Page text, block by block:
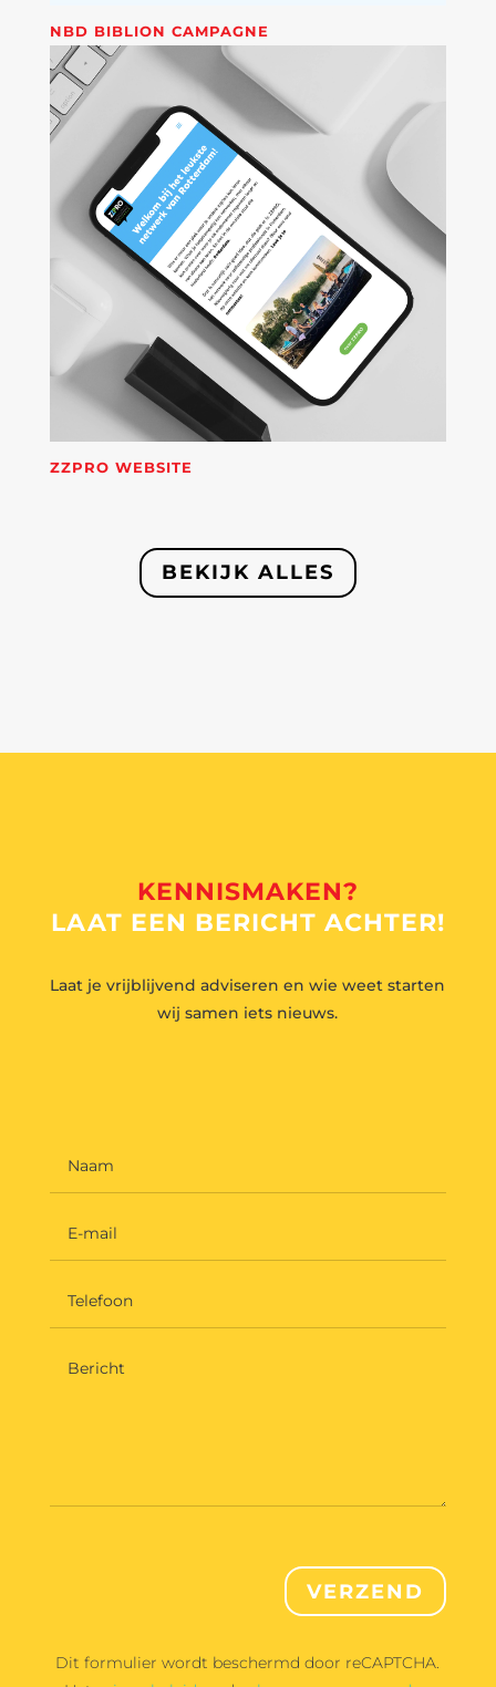
NBD BIBLION CAMPAGNE
ZZPRO WEBSITE
BEKIJK ALLES
KENNISMAKEN?
LAAT EEN BERICHT ACHTER!
Laat je vrijblijvend adviseren en wie weet starten
wij samen iets nieuws.
VERZEND
Dit formulier wordt beschermd door reCAPTCHA.